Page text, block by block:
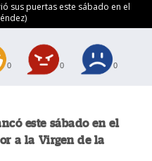
sus puertas este sábado en el
0 0 0
este sábado en el
a la Virgen de la